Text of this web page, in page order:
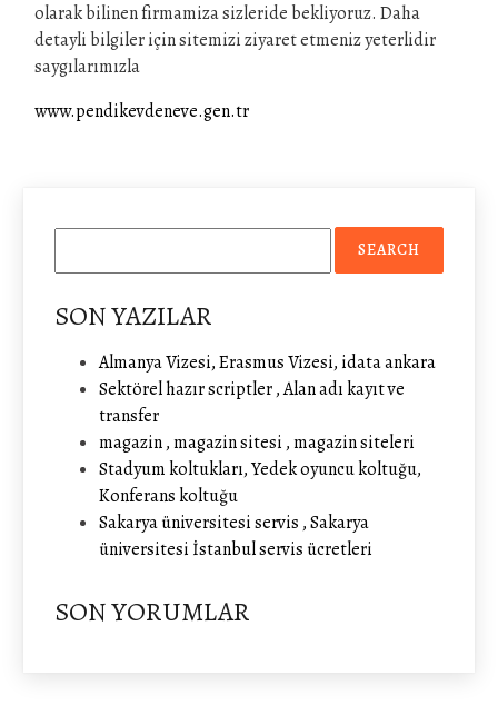
olarak bilinen firmamiza sizleride bekliyoruz. Daha
detayli bilgiler için sitemizi ziyaret etmeniz yeterlidir
saygılarımızla
www.pendikevdeneve.gen.tr
SON YAZILAR
Almanya Vizesi, Erasmus Vizesi, idata ankara
Sektörel hazır scriptler , Alan adı kayıt ve
transfer
magazin , magazin sitesi , magazin siteleri
Stadyum koltukları, Yedek oyuncu koltuğu,
Konferans koltuğu
Sakarya üniversitesi servis , Sakarya
üniversitesi İstanbul servis ücretleri
SON YORUMLAR